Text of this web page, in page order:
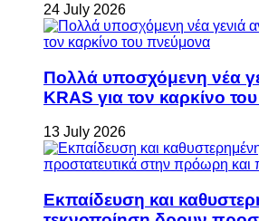
24 July 2026
Πολλά υποσχόμενη νέα
KRAS για τον καρκίνο
13 July 2026
Εκπαίδευση και